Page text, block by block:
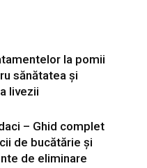
la pomii
sănătatea și
livezii
– Ghid complet
de bucătărie și
de eliminare